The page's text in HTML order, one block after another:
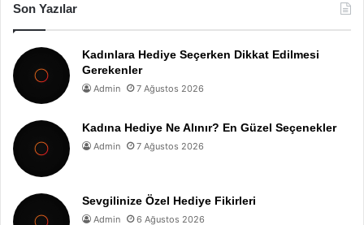
Son Yazılar
Kadınlara Hediye Seçerken Dikkat Edilmesi
Gerekenler
Admin 7 Ağustos 2026
Kadına Hediye Ne Alınır? En Güzel Seçenekler
Admin 7 Ağustos 2026
Sevgilinize Özel Hediye Fikirleri
Admin 6 Ağustos 2026